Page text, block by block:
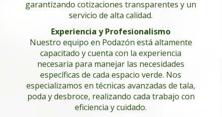
garantizando cotizaciones transparentes y un
servicio de alta calidad.
Experiencia y Profesionalismo
Nuestro equipo en Podazón está altamente
capacitado y cuenta con la experiencia
necesaria para manejar las necesidades
específicas de cada espacio verde. Nos
especializamos en técnicas avanzadas de tala,
poda y desbroce, realizando cada trabajo con
eficiencia y cuidado.